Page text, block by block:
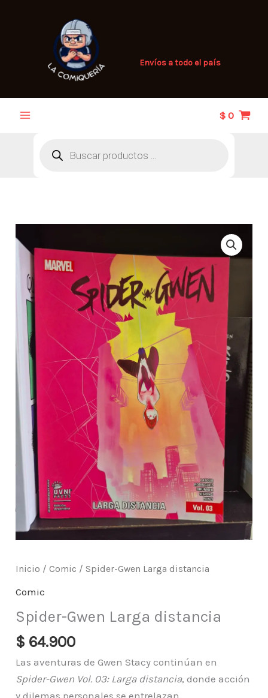
Envíos a todo el país
$ 0
productos
Inicio /Comic / Spider-Gwen Larga distancia
Comic
Spider-Gwen Larga distancia
$ 64.900
Las aventuras de Gwen Stacy continúan en
Spider-Gwen Vol. 03: Larga distancia, donde acción
Gwen
distancia
cantidad